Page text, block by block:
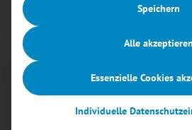
<kes>+
Speichern
Alle akzeptieren
Essenzielle Cookies
Individuelle